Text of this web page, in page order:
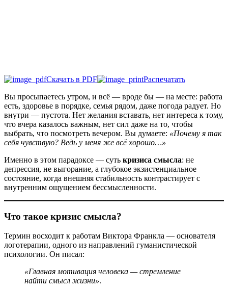
Скачать в PDF
Распечатать
Вы просыпаетесь утром, и всё — вроде бы — на месте: работа
есть, здоровье в порядке, семья рядом, даже погода радует. Но
внутри — пустота. Нет желания вставать, нет интереса к тому,
что вчера казалось важным, нет сил даже на то, чтобы
выбрать, что посмотреть вечером. Вы думаете: «Почему я так
себя чувствую? Ведь у меня же всё хорошо…»
Именно в этом парадоксе — суть кризиса смысла: не
депрессия, не выгорание, а глубокое экзистенциальное
состояние, когда внешняя стабильность контрастирует с
внутренним ощущением бессмысленности.
Что такое кризис смысла?
Термин восходит к работам Виктора Франкла — основателя
логотерапии, одного из направлений гуманистической
психологии. Он писал:
«Главная мотивация человека — стремление
найти смысл жизни».